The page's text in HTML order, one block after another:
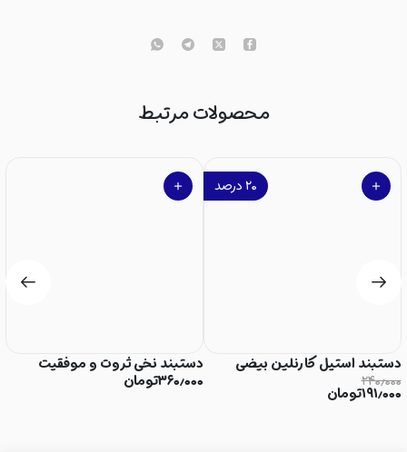
محصولات مرتبط
۲۰درصد
دستبند استیل کارنلین بیضی
۲۴۰٫۰۰۰
۱۹۱٫۰۰۰تومان
دستبند نخی ثروت و موفقیت
۳۶۰٫۰۰۰تومان